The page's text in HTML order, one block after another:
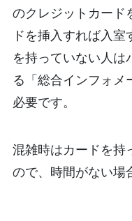
のクレジットカード
ドを挿入すれば入
を持っていない人は
る「総合インフォメ
必要です。
混雑時はカードを持
ので、時間がない場